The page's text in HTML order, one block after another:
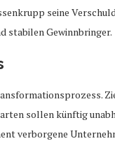
seine
stabilen Gewinnbringer.
sollen künftig
verborgene